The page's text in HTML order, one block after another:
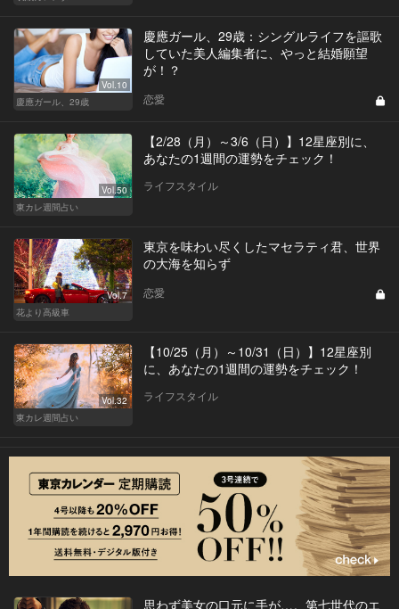
Vol.10
慶應ガール、29歳
慶應ガール、29歳：シングルライフを謳歌
していた美人編集者に、やっと結婚願望
が！？
恋愛
Vol.50
東カレ週間占い
【2/28（月）～3/6（日）】12星座別に、
あなたの1週間の運勢をチェック！
ライフスタイル
Vol.7
花より高級車
東京を味わい尽くしたマセラティ君、世界
の大海を知らず
恋愛
Vol.32
東カレ週間占い
【10/25（月）～10/31（日）】12星座別
に、あなたの1週間の運勢をチェック！
ライフスタイル
思わず美女の口元に手が…。第七世代のエ